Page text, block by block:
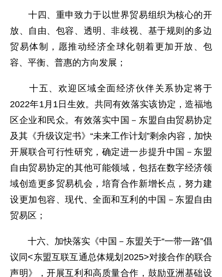
十四、重申致力于以世界贸易组织为核心的开
放、自由、包容、透明、非歧视、基于规则的多边
贸易体制，愿推动经济全球化朝着更加开放、包
容、平衡、普惠的方向发展；
十五、欢迎区域全面经济伙伴关系协定将于
2022年1月1日生效。共同有效落实该协定，造福地
区企业和民众。有效落实中国－东盟自由贸易协定
及其《升级议定书》“未来工作计划”剩余内容，加快
开展联合可行性研究，确定进一步提升中国－东盟
自由贸易协定的其他可能领域，包括在数字经济领
域创造更多贸易机会，培育合作新增长点，努力建
设更加包容、现代、全面和互利的中国－东盟自由
贸易区；
十六、加快落实《中国－东盟关于“一带一路”倡
议同<东盟互联互通总体规划2025>对接合作的联合
声明》，开展互利和高质量合作，鼓励亚洲基础设